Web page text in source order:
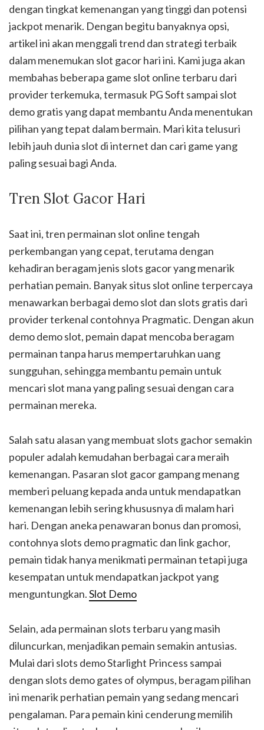
dengan tingkat kemenangan yang tinggi dan potensi
jackpot menarik. Dengan begitu banyaknya opsi,
artikel ini akan menggali trend dan strategi terbaik
dalam menemukan slot gacor hari ini. Kami juga akan
membahas beberapa game slot online terbaru dari
provider terkemuka, termasuk PG Soft sampai slot
demo gratis yang dapat membantu Anda menentukan
pilihan yang tepat dalam bermain. Mari kita telusuri
lebih jauh dunia slot di internet dan cari game yang
paling sesuai bagi Anda.
Tren Slot Gacor Hari
Saat ini, tren permainan slot online tengah
perkembangan yang cepat, terutama dengan
kehadiran beragam jenis slots gacor yang menarik
perhatian pemain. Banyak situs slot online terpercaya
menawarkan berbagai demo slot dan slots gratis dari
provider terkenal contohnya Pragmatic. Dengan akun
demo demo slot, pemain dapat mencoba beragam
permainan tanpa harus mempertaruhkan uang
sungguhan, sehingga membantu pemain untuk
mencari slot mana yang paling sesuai dengan cara
permainan mereka.
Salah satu alasan yang membuat slots gachor semakin
populer adalah kemudahan berbagai cara meraih
kemenangan. Pasaran slot gacor gampang menang
memberi peluang kepada anda untuk mendapatkan
kemenangan lebih sering khususnya di malam hari
hari. Dengan aneka penawaran bonus dan promosi,
contohnya slots demo pragmatic dan link gachor,
pemain tidak hanya menikmati permainan tetapi juga
kesempatan untuk mendapatkan jackpot yang
menguntungkan.Slot Demo
Selain, ada permainan slots terbaru yang masih
diluncurkan, menjadikan pemain semakin antusias.
Mulai dari slots demo Starlight Princess sampai
dengan slots demo gates of olympus, beragam pilihan
ini menarik perhatian pemain yang sedang mencari
pengalaman. Para pemain kini cenderung memilih